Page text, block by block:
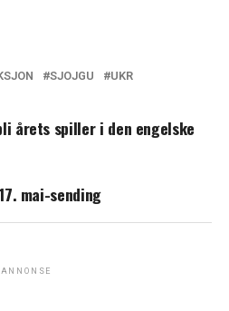
SJOJGU UKR
årets spiller i den engelske
mai-sending
ANNONSE